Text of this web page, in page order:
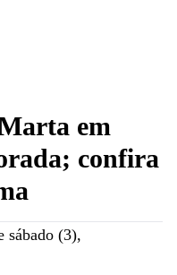
em
confira
sábado (3),